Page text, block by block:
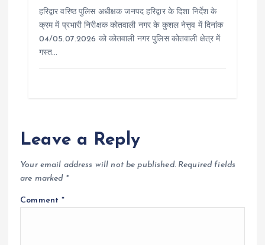
हरिद्वार वरिष्ठ पुलिस अधीक्षक जनपद हरिद्वार के दिशा निर्देश के
क्रम में प्रभारी निरीक्षक कोतवाली नगर के कुशल नेत्तृव में दिनांक
04/05.07.2026 को कोतवाली नगर पुलिस कोतवाली क्षेत्र में
गस्त…
Leave a Reply
Your email address will not be published. Required fields
are marked *
Comment*